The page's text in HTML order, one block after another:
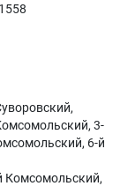
3-
6-й
Комсомольский,